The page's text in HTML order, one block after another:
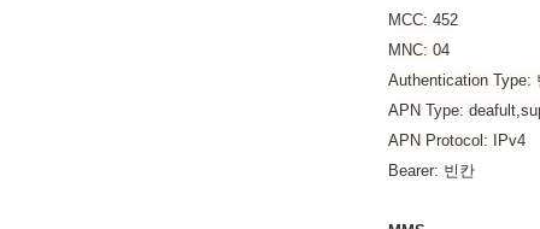
MCC: 452
MNC: 04
Authentication Type:
APN Type:
APN Protocol: IPv4
Bearer: 빈칸